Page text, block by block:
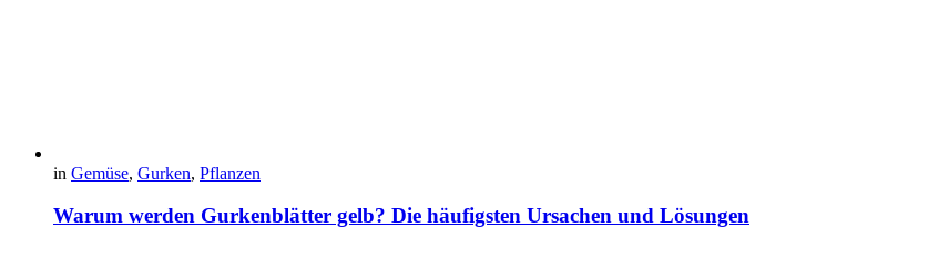
in Gemüse, Gurken, Pflanzen
Warum werden Gurkenblätter gelb? Die häufigsten Ursachen und Lösungen